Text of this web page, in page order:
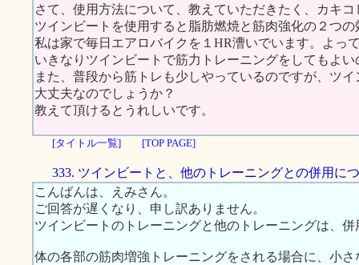
さて、使用方法について、教えていただきたく、カキ
ツインビートを使用すると脂肪燃焼と筋肉強化の２つ
私は家で毎日エアロバイクを１HR漕いでいます。よっ
いきなりツインビートで筋力トレーニングをしてもよ
また、普段から筋トレも少しやっているのですが、ツ
大丈夫なのでしょうか？
教えて頂けるとうれしいです。
[タイトル一覧] [TOP PAGE]
333. ツインビートと、他のトレーニングとの併用に
こんばんは、えみさん。
ご回答が遅くなり、申し訳ありません。
ツインビートのトレーニングと他のトレーニングは、
体の各部の筋肉増強トレーニングをされる場合に、小